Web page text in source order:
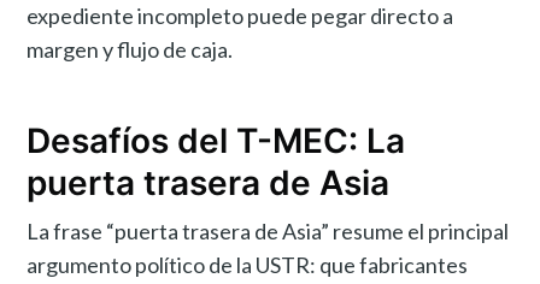
expediente incompleto puede pegar directo a
margen y flujo de caja.
Desafíos del T-MEC: La
puerta trasera de Asia
La frase “puerta trasera de Asia” resume el principal
argumento político de la USTR: que fabricantes